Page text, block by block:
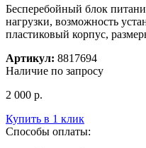
Бесперебойный блок
нагрузки, возможность
пластиковый корпус,
Артикул: 8817694
Наличие по запросу
2 000 р.
Купить в 1 клик
Способы оплаты: